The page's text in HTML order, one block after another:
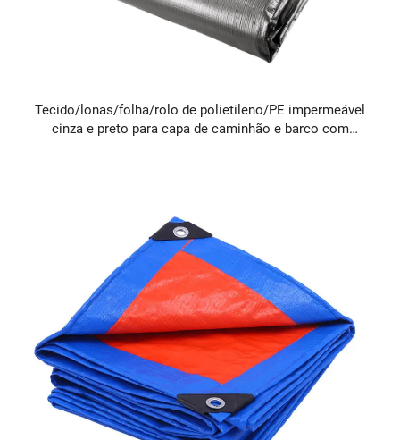
Tecido/lonas/folha/rolo de polietileno/PE impermeável
cinza e preto para capa de caminhão e barco com